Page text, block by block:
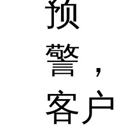
预
警，
客户